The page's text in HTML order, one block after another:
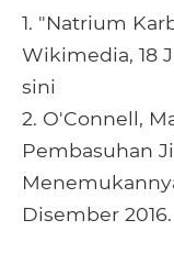
1. "Natrium
Wikimedia, 18
sini
2. O'Connell,
Pembasuhan
Disember